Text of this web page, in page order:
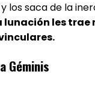
los saca de la
lunación les trae
Géminis